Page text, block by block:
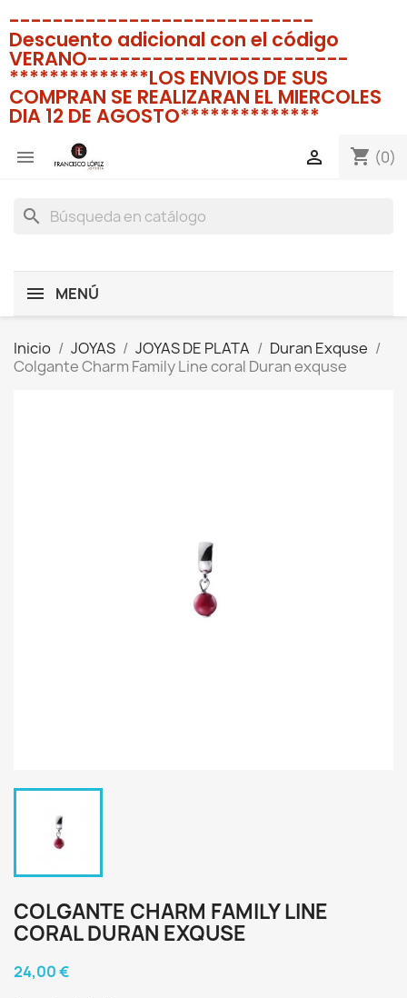
----------------------------
Descuento adicional con el código
VERANO------------------------
**************LOS ENVIOS DE SUS
COMPRAN SE REALIZARAN EL MIERCOLES
DIA 12 DE AGOSTO**************
 shopping_cart (0)

search
MENÚ
Inicio JOYAS JOYAS DE PLATA
Duran Exquse
Colgante Charm Family Line coral Duran exquse
COLGANTE CHARM FAMILY LINE
CORAL DURAN EXQUSE
24,00 €